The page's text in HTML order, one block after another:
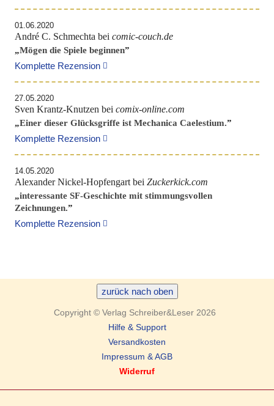
01.06.2020
André C. Schmechta bei comic-couch.de
„Mögen die Spiele beginnen”
Komplette Rezension
27.05.2020
Sven Krantz-Knutzen bei comix-online.com
„Einer dieser Glücksgriffe ist Mechanica Caelestium.”
Komplette Rezension
14.05.2020
Alexander Nickel-Hopfengart bei Zuckerkick.com
„interessante SF-Geschichte mit stimmungsvollen
Zeichnungen.”
Komplette Rezension
zurück nach oben
Copyright © Verlag Schreiber&Leser 2026
Hilfe & Support
Versandkosten
Impressum & AGB
Widerruf